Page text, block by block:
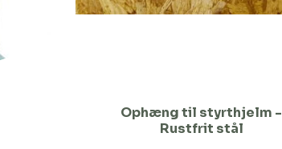
Ophæng til styrthjelm -
Rustfrit stål